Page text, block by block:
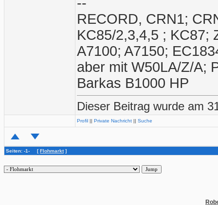
RECORD, CRN1;
KC85/2,3,4,5 ; KC87;
A7100; A7150;
aber mit W50LA/Z/A;
Barkas B1000 HP
Dieser Beitrag wurde am
Profil || Private Nachricht || Suche
Seiten: -1- [Flohmarkt]